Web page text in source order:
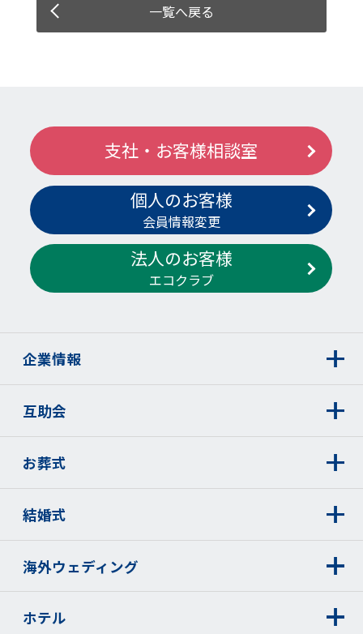
一覧へ戻る
支社・お客様相談室
個人のお客様
会員情報変更
法人のお客様
エコクラブ
企業情報
互助会
お葬式
結婚式
海外ウェディング
ホテル